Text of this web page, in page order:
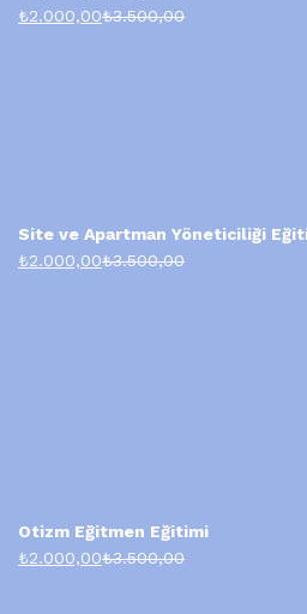
₺2.000,00₺3.500,00
Site ve Apartman Yöneticiliği
₺2.000,00₺3.500,00
Otizm Eğitmen Eğitimi
₺2.000,00₺3.500,00